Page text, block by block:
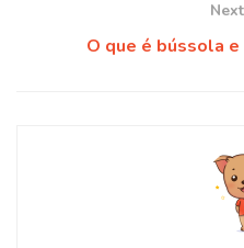
O que é bússola